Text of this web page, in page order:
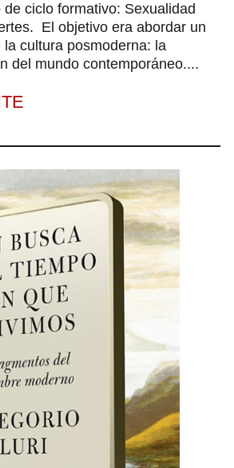
ciclo formativo: Sexualidad
El objetivo era abordar un
cultura posmoderna: la
del mundo contemporáneo....